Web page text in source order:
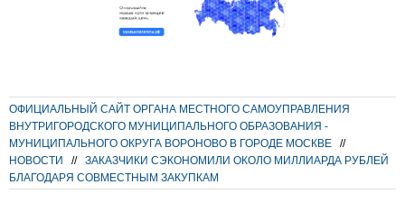
ОФИЦИАЛЬНЫЙ САЙТ ОРГАНА МЕСТНОГО САМОУПРАВЛЕНИЯ
ВНУТРИГОРОДСКОГО МУНИЦИПАЛЬНОГО ОБРАЗОВАНИЯ -
МУНИЦИПАЛЬНОГО ОКРУГА ВОРОНОВО В ГОРОДЕ МОСКВЕ
//
НОВОСТИ
//
ЗАКАЗЧИКИ СЭКОНОМИЛИ ОКОЛО МИЛЛИАРДА РУБЛЕЙ
БЛАГОДАРЯ СОВМЕСТНЫМ ЗАКУПКАМ